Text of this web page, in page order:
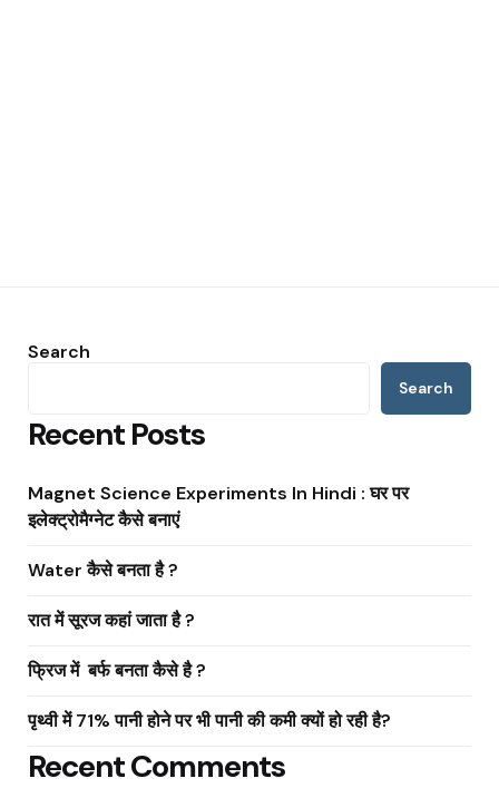
Search
Search
Recent Posts
Magnet Science Experiments In Hindi : घर पर
इलेक्ट्रोमैग्नेट कैसे बनाएं
Water कैसे बनता है ?
रात में सूरज कहां जाता है ?
फ्रिज में बर्फ बनता कैसे है ?
पृथ्वी में 71% पानी होने पर भी पानी की कमी क्यों हो रही है?
Recent Comments